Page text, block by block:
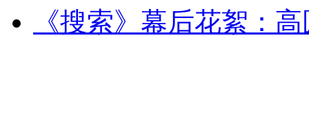
无痛分娩是否安全 医生回应
《搜索》幕后花絮：